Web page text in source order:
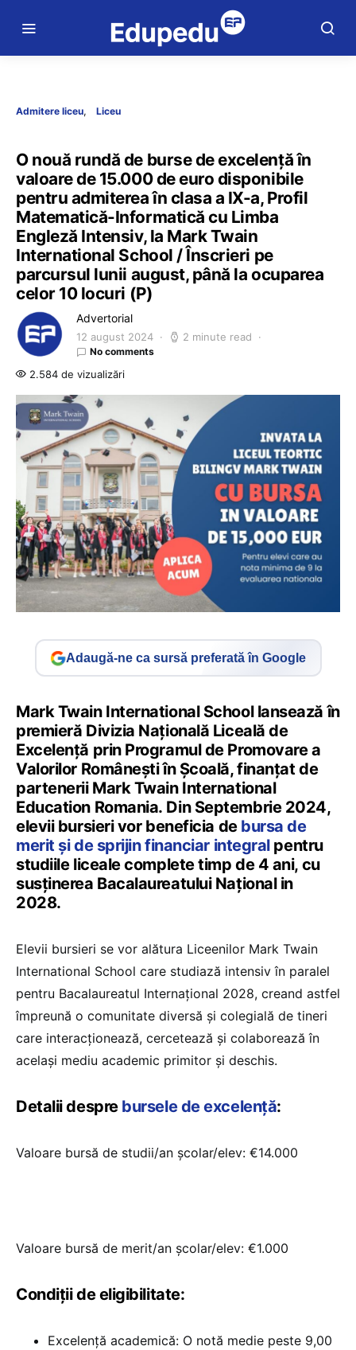
Admitere liceu Liceu
O nouă rundă de burse de excelență în
valoare de 15.000 de euro disponibile
pentru admiterea în clasa a IX-a, Profil
Matematică-Informatică cu Limba
Engleză Intensiv, la Mark Twain
International School / Înscrieri pe
parcursul lunii august, până la ocuparea
celor 10 locuri (P)
Advertorial
12 august 2024 2 minute read
No comments
2.584 de vizualizări
Adaugă-ne ca sursă preferată în Google
Mark Twain International School lansează în
premieră Divizia Națională Liceală de
Excelență prin Programul de Promovare a
Valorilor Românești în Școală, finanțat de
partenerii Mark Twain International
Education Romania. Din Septembrie 2024,
elevii bursieri vor beneficia de bursa de
merit și de sprijin financiar integralpentru
studiile liceale complete timp de 4 ani, cu
susținerea Bacalaureatului Național in
2028.
Elevii bursieri se vor alătura Liceenilor Mark Twain
International School care studiază intensiv în paralel
pentru Bacalaureatul Internațional 2028, creand astfel
împreună o comunitate diversă și colegială de tineri
care interacționează, cercetează și colaborează în
același mediu academic primitor și deschis.
Detalii despre bursele de excelență:
Valoare bursă de studii/an școlar/elev: €14.000
Valoare bursă de merit/an școlar/elev: €1.000
Condiții de eligibilitate:
Excelență academică: O notă medie peste 9,00